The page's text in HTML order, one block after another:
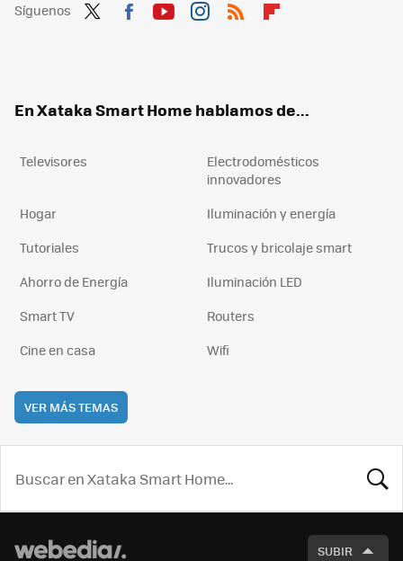
Síguenos
En Xataka Smart Home hablamos de...
Televisores
Electrodomésticos
innovadores
Hogar
Iluminación y energía
Tutoriales
Trucos y bricolaje smart
Ahorro de Energía
Iluminación LED
Smart TV
Routers
Cine en casa
Wifi
VER MÁS TEMAS
SUBIR